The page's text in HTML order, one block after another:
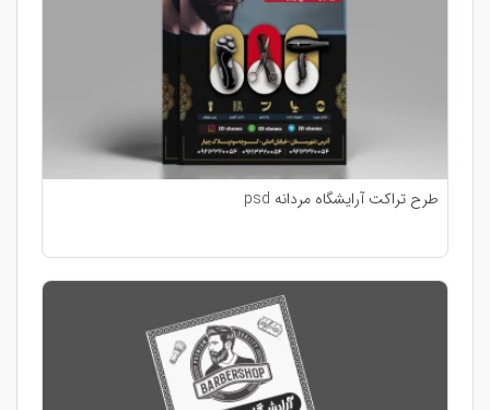
طرح تراکت آرایشگاه مردانه psd